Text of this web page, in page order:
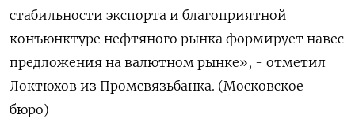
стабильности экспорта и благоприятной
конъюнктуре нефтяного рынка формирует навес
предложения на валютном рынке», - отметил
Локтюхов из Промсвязьбанка. (Московское
бюро)